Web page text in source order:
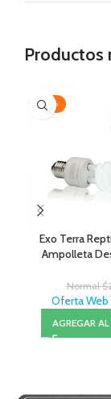
Productos
-20%
Exo Terra
Ampolleta
Normal$
Oferta Web
AGREGAR